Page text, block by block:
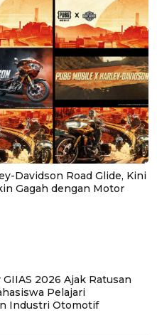
Davidson Road Glide, Kini
Gagah dengan Motor
2026 Ajak Ratusan
Pelajari
Industri Otomotif